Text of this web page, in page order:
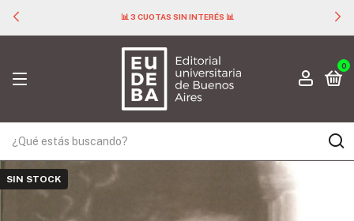
📊 3 CUOTAS SIN INTERÉS 📊
0
SIN STOCK